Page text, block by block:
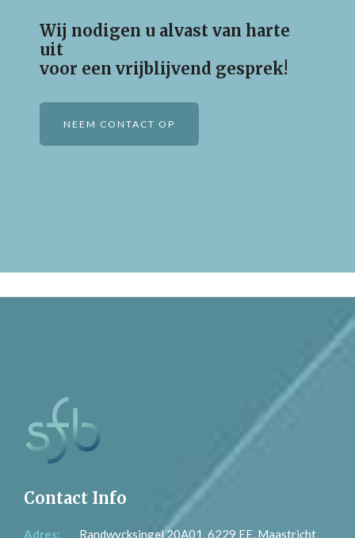
Wij nodigen u alvast van harte
uit
voor een vrijblijvend gesprek!
NEEM CONTACT OP
Contact Info
Adres: Randwycksingel 20A01, 6229 EE, Maastricht